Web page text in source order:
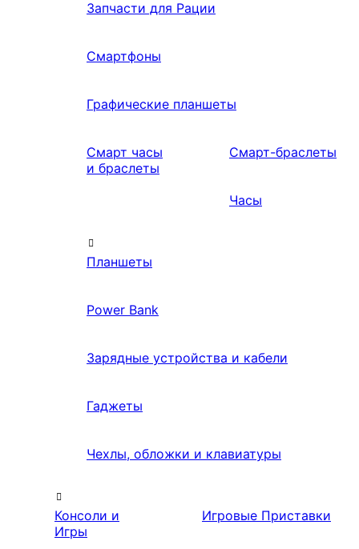
Запчасти для Рации
Смартфоны
Графические планшеты
Смарт часы
и браслеты
Смарт-браслеты
Часы
Планшеты
Power Bank
Зарядные устройства и кабели
Гаджеты
Чехлы, обложки и клавиатуры
Консоли и
Игры
Игровые Приставки